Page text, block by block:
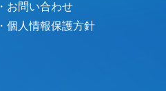
・お問い合わせ
・個人情報保護方針